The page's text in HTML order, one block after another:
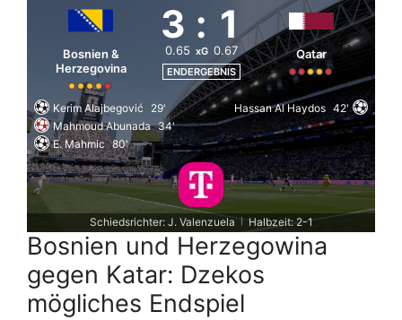
Bosnien &
Herzegovina
3 : 1
0.65 xG 0.67
ENDERGEBNIS
Qatar
Kerim Alajbegović
29'
Mahmoud Abunada 34'
E. Mahmic 80'
Hassan Al Haydos 42'
Schiedsrichter: J. Valenzuela | Halbzeit: 2-1
Bosnien und Herzegowina
gegen Katar: Dzekos
mögliches Endspiel